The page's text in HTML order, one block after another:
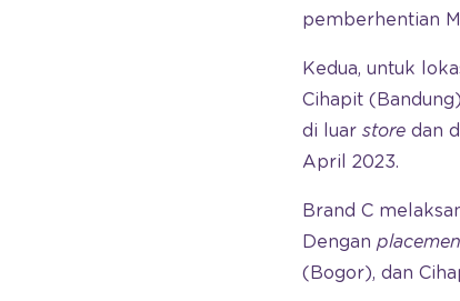
pemberhentian
Kedua, untuk
Cihapit
di luar store dan
April 2023.
Brand C
Dengan
(Bogor), dan